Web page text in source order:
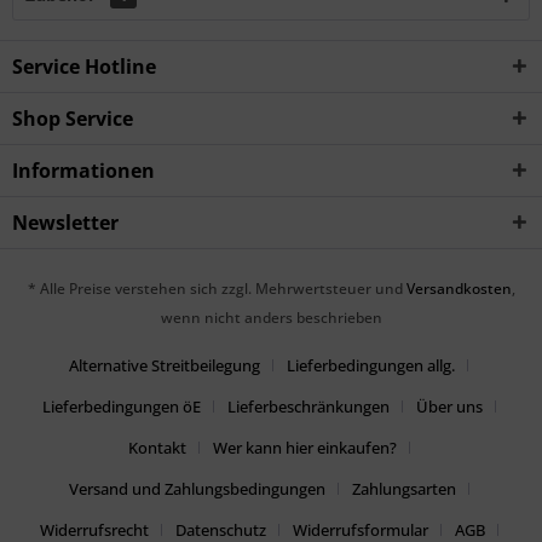
Service Hotline
Shop Service
Informationen
Newsletter
* Alle Preise verstehen sich zzgl. Mehrwertsteuer und Versandkosten,
wenn nicht anders beschrieben
Alternative Streitbeilegung
Lieferbedingungen allg.
Lieferbedingungen öE
Lieferbeschränkungen
Über uns
Kontakt
Wer kann hier einkaufen?
Versand und Zahlungsbedingungen
Zahlungsarten
Widerrufsrecht
Datenschutz Widerrufsformular AGB